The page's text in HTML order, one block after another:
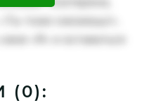
(0):